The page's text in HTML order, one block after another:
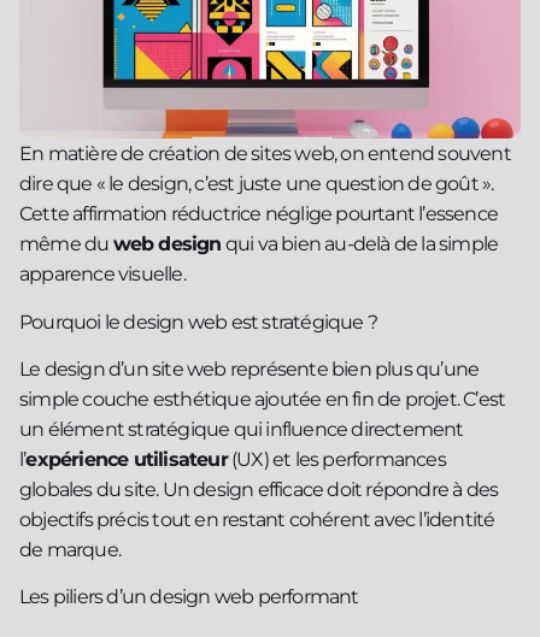
En matière de création de sites web, on entend souvent
dire que « le design, c’est juste une question de goût ».
Cette affirmation réductrice néglige pourtant l’essence
même du web design qui va bien au-delà de la simple
apparence visuelle.
Pourquoi le design web est stratégique ?
Le design d’un site web représente bien plus qu’une
simple couche esthétique ajoutée en fin de projet. C’est
un élément stratégique qui influence directement
l’expérience utilisateur(UX) et les performances
globales du site. Un design efficace doit répondre à des
objectifs précis tout en restant cohérent avec l’identité
de marque.
Les piliers d’un design web performant